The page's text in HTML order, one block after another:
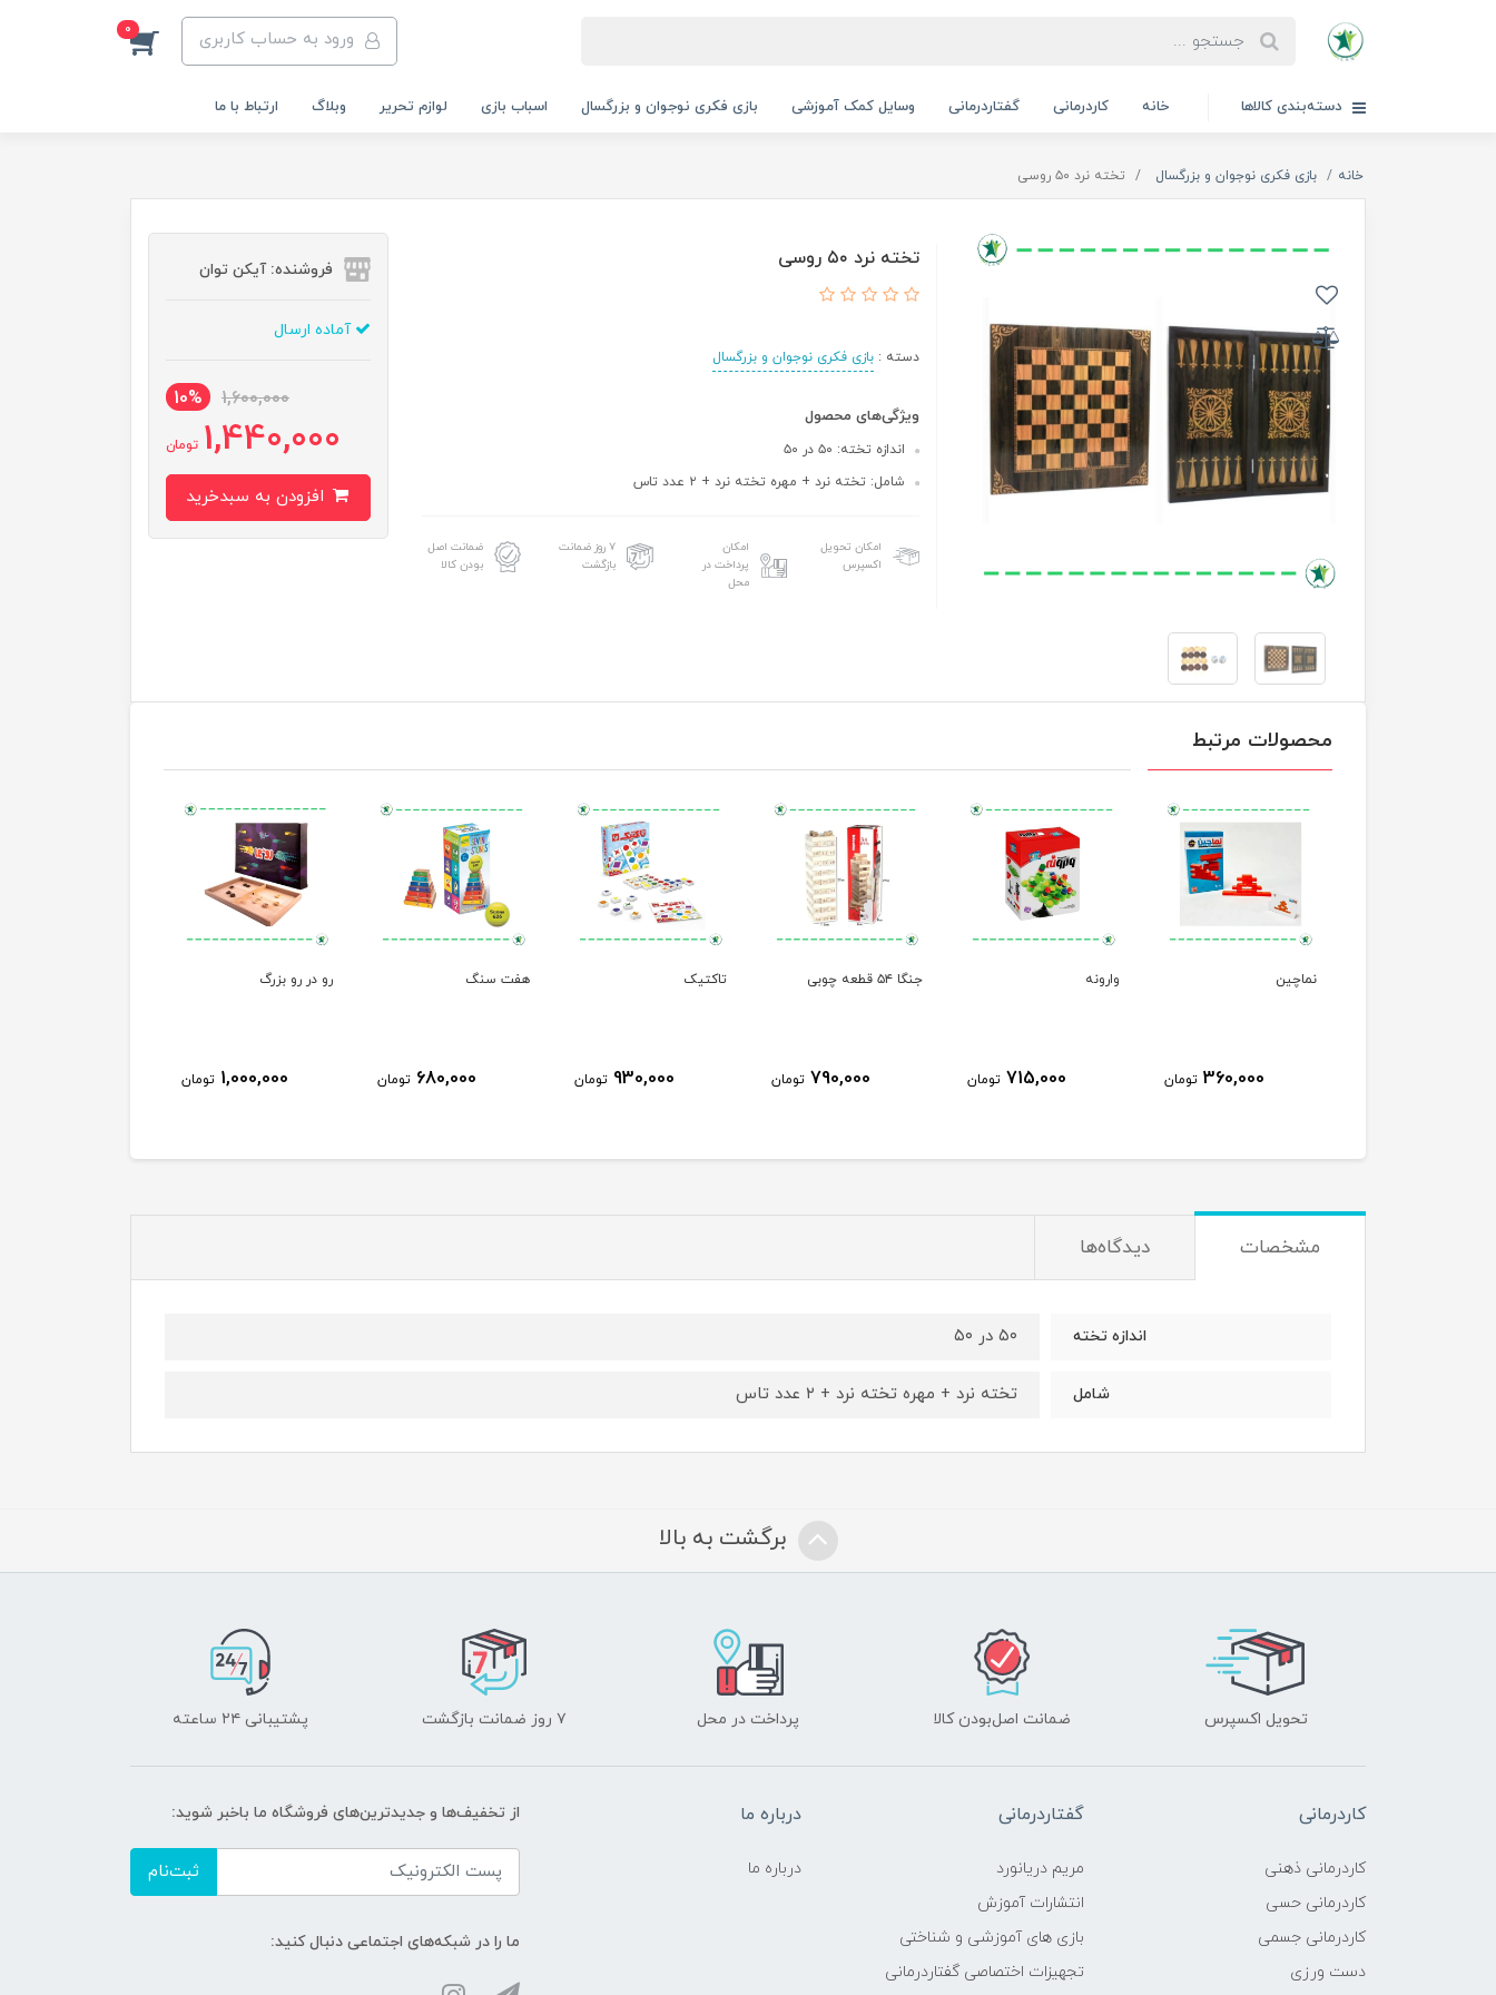
ورود به حساب کاربری 0
دسته‌بندی کالاها خانه کاردرمانی گفتاردرمانی وسایل کمک آموزشی بازی فکری نوجوان و بزرگسال اسباب بازی لوازم تحریر وبلاگ ارتباط با ما
خانه بازی فکری نوجوان و بزرگسال تخته نرد ۵۰ روسی
تخته نرد ۵۰ روسی
دسته :بازی فکری نوجوان و بزرگسال
ویژگی‌های محصول
اندازه تخته: ۵۰ در ۵۰
شامل: تخته نرد + مهره تخته نرد + ۲ عدد تاس
امکان تحویل
اکسپرس
امکان
پرداخت در
محل
۷ روز ضمانت
بازگشت
ضمانت اصل
بودن کالا
فروشنده: آیکن توان
آماده ارسال
1,600,000
10%
1,440,000 تومان
محصولات مرتبط
نماچین
360,000 تومان
وارونه
715,000 تومان
جنگا ۵۴ قطعه چوبی
790,000 تومان
تاکتیک
930,000 تومان
هفت سنگ
680,000 تومان
رو در رو بزرگ
1,000,000 تومان
مشخصات دیدگاه‌ها
اندازه تخته ۵۰ در ۵۰
شامل تخته نرد + مهره تخته نرد + ۲ عدد تاس
برگشت به بالا
تحویل اکسپرس ضمانت اصل‌بودن کالا پرداخت در محل ۷ روز ضمانت بازگشت پشتیبانی ۲۴ ساعته
کاردرمانی
کاردرمانی ذهنی
کاردرمانی حسی
کاردرمانی جسمی
دست ورزی
گفتاردرمانی
مریم دریانورد
انتشارات آموزش
بازی های آموزشی و شناختی
تجهیزات اختصاصی گفتاردرمانی
درباره ما
درباره ما
از تخفیف‌ها و جدیدترین‌های فروشگاه ما باخبر شوید:
ثبت‌نام
ما را در شبکه‌های اجتماعی دنبال کنید: